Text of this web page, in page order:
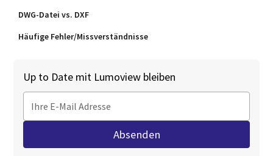
DWG‑Datei vs. DXF
Häufige Fehler/Missverständnisse
Up to Date mit Lumoview bleiben